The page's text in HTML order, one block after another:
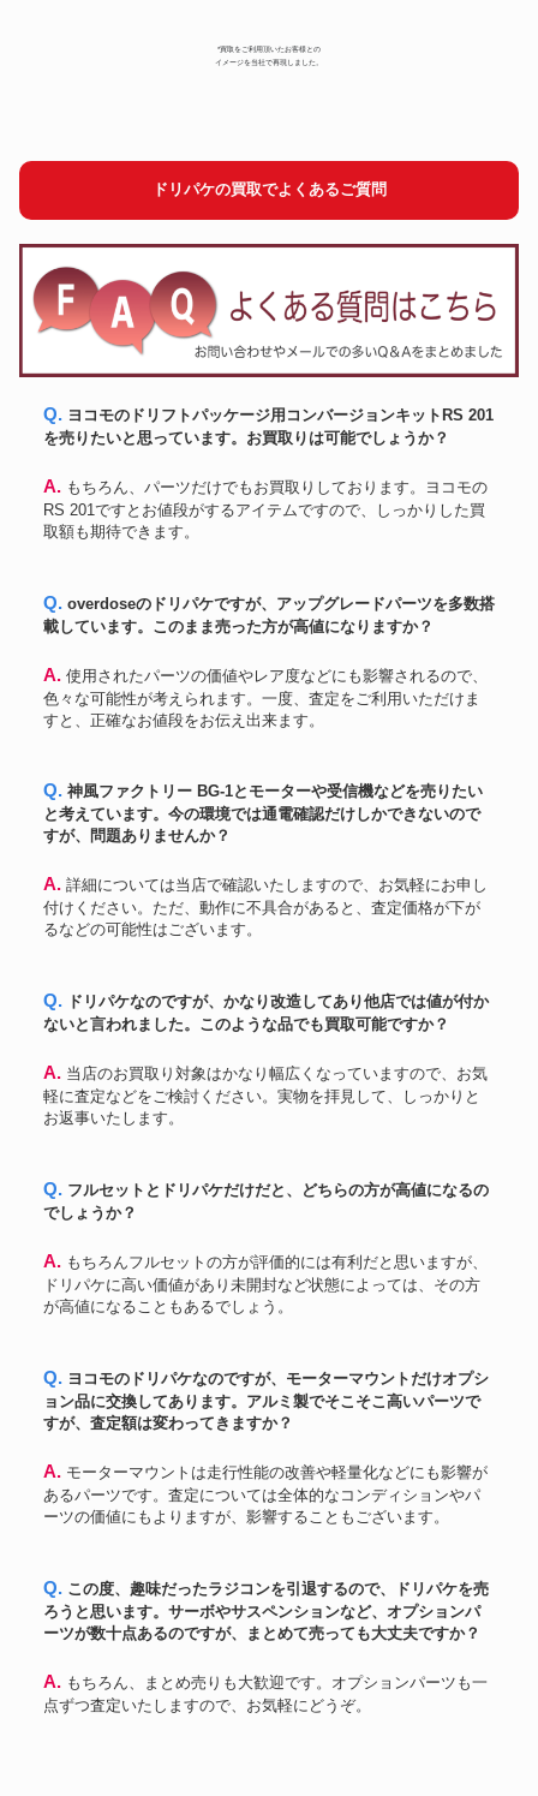
*買取をご利用頂いたお客様との
イメージを当社で再現しました。
ドリパケの買取でよくあるご質問
Q. ヨコモのドリフトパッケージ用コンバージョンキットRS 201
を売りたいと思っています。お買取りは可能でしょうか？
A. もちろん、パーツだけでもお買取りしております。ヨコモの
RS 201ですとお値段がするアイテムですので、しっかりした買
取額も期待できます。
Q. overdoseのドリパケですが、アップグレードパーツを多数搭
載しています。このまま売った方が高値になりますか？
A. 使用されたパーツの価値やレア度などにも影響されるので、
色々な可能性が考えられます。一度、査定をご利用いただけま
すと、正確なお値段をお伝え出来ます。
Q. 神風ファクトリー BG-1とモーターや受信機などを売りたい
と考えています。今の環境では通電確認だけしかできないので
すが、問題ありませんか？
A. 詳細については当店で確認いたしますので、お気軽にお申し
付けください。ただ、動作に不具合があると、査定価格が下が
るなどの可能性はございます。
Q. ドリパケなのですが、かなり改造してあり他店では値が付か
ないと言われました。このような品でも買取可能ですか？
A. 当店のお買取り対象はかなり幅広くなっていますので、お気
軽に査定などをご検討ください。実物を拝見して、しっかりと
お返事いたします。
Q. フルセットとドリパケだけだと、どちらの方が高値になるの
でしょうか？
A. もちろんフルセットの方が評価的には有利だと思いますが、
ドリパケに高い価値があり未開封など状態によっては、その方
が高値になることもあるでしょう。
Q. ヨコモのドリパケなのですが、モーターマウントだけオプシ
ョン品に交換してあります。アルミ製でそこそこ高いパーツで
すが、査定額は変わってきますか？
A. モーターマウントは走行性能の改善や軽量化などにも影響が
あるパーツです。査定については全体的なコンディションやパ
ーツの価値にもよりますが、影響することもございます。
Q. この度、趣味だったラジコンを引退するので、ドリパケを売
ろうと思います。サーボやサスペンションなど、オプションパ
ーツが数十点あるのですが、まとめて売っても大丈夫ですか？
A. もちろん、まとめ売りも大歓迎です。オプションパーツも一
点ずつ査定いたしますので、お気軽にどうぞ。